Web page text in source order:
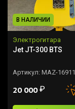
В НАЛИЧИИ
Электрогитара
Jet JT-300 BTS
Артикул: MAZ-16911
20 000₽